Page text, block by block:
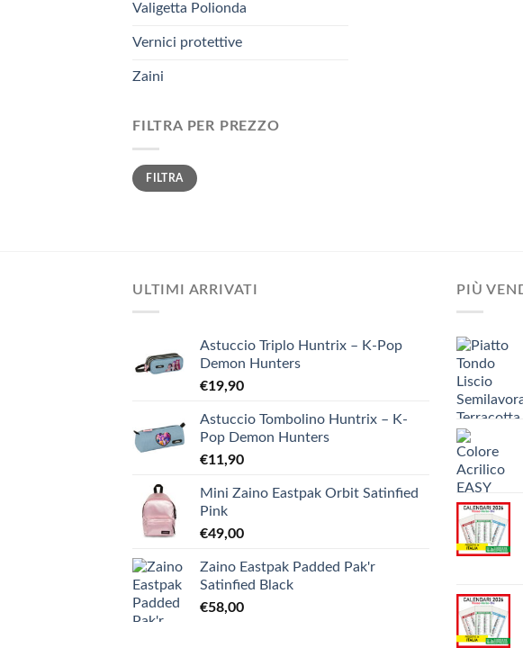
Valigetta Polionda
Vernici protettive
Zaini
FILTRA PER PREZZO
Prezzo
Min
Prezzo
MaxFILTRA
ULTIMI ARRIVATI
Astuccio Triplo Huntrix – K-Pop
Demon Hunters
€19,90
Astuccio Tombolino Huntrix – K-
Pop Demon Hunters
€11,90
Mini Zaino Eastpak Orbit Satinfied
Pink
€49,00
Zaino Eastpak Padded Pak'r
Satinfied Black
€58,00
PIÙ